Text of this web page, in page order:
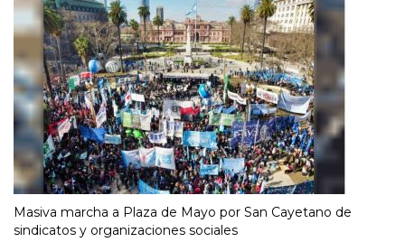
Masiva marcha a Plaza de Mayo por San Cayetano de
sindicatos y organizaciones sociales